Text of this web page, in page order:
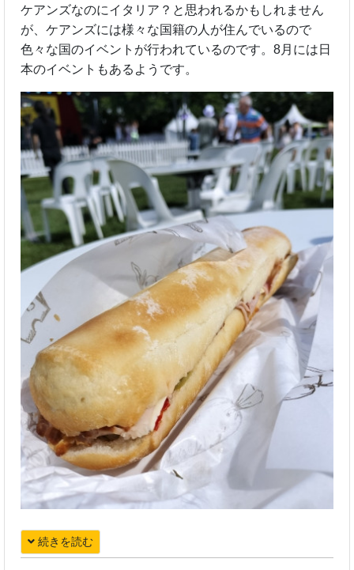
ケアンズなのにイタリア？と思われるかもしれません
が、ケアンズには様々な国籍の人が住んでいるので
色々な国のイベントが行われているのです。8月には日
本のイベントもあるようです。
続きを読む